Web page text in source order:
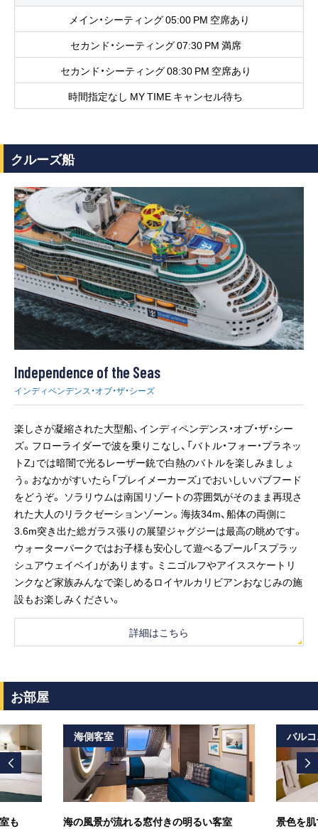
メイン・シーティング 05:00 PM 空席あり
セカンド・シーティング 07:30 PM 満席
セカンド・シーティング 08:30 PM 空席あり
時間指定なし MY TIME キャンセル待ち
クルーズ船
Independence of the Seas
インディペンデンス・オブ・ザ・シーズ
楽しさが凝縮された大型船、インディペンデンス・オブ・ザ・シー
ズ。フローライダーで波を乗りこなし、「バトル・フォー・プラネッ
トZ」では暗闇で光るレーザー銃で白熱のバトルを楽しみましょ
う。おなかがすいたら「プレイメーカーズ」でおいしいパブフード
をどうぞ。 ソラリウムは南国リゾートの雰囲気がそのまま再現さ
れた大人のリラクゼーションゾーン。海抜34m、船体の両側に
3.6m突き出た総ガラス張りの展望ジャグジーは最高の眺めです。
ウォーターパークではお子様も安心して遊べるプール「スプラッ
シュアウェイベイ」があります。ミニゴルフやアイススケートリ
ンクなど家族みんなで楽しめるロイヤルカリビアンおなじみの施
設もお楽しみください。
詳細はこちら
お部屋
も
海側客室
海の風景が流れる窓付きの明るい客室
バル
景色を